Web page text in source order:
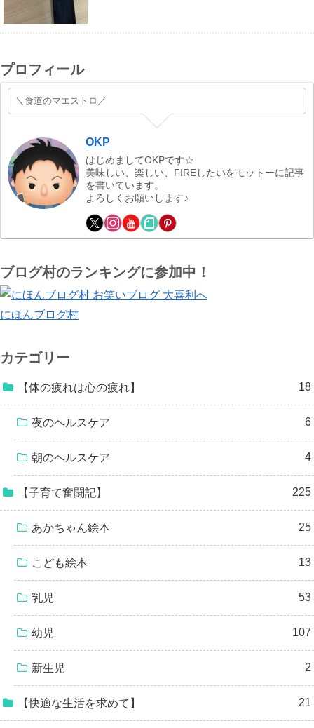
プロフィール
＼食道のマエストロ／
OKP
はじめましてOKPです☆
美味しい、楽しい、FIREしたいをモットーに記事
を書いています。
よろしくお願いします♪
ブログ村のランキングに参加中！
にほんブログ村
カテゴリー
【体の疲れは心の疲れ】 18
夜のヘルスケア 6
朝のヘルスケア 4
【子育て奮闘記】 225
あかちゃん絵本 25
こども絵本 13
乳児 53
幼児 107
新生児 2
【快適な生活を求めて】 21